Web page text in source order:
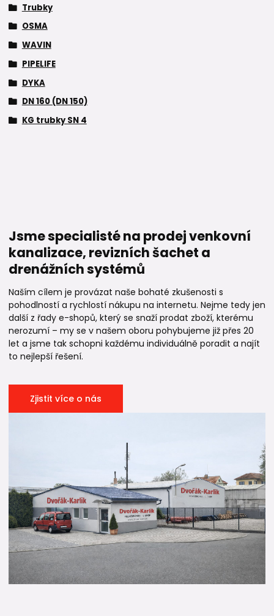
Trubky
OSMA
WAVIN
PIPELIFE
DYKA
DN 160 (DN 150)
KG trubky SN 4
Jsme specialisté na prodej venkovní
kanalizace, revizních šachet a
drenážních systémů
Naším cílem je provázat naše bohaté zkušenosti s
pohodlností a rychlostí nákupu na internetu. Nejme tedy jen
další z řady e-shopů, který se snaží prodat zboží, kterému
nerozumí – my se v našem oboru pohybujeme již přes 20
let a jsme tak schopni každému individuálně poradit a najít
to nejlepší řešení.
Zjistit více o nás